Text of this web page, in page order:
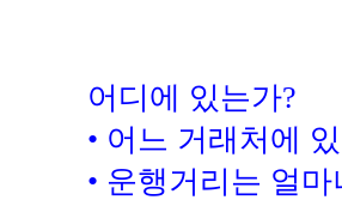
어디에 있는가?
• 어느 거래처에
• 운행거리는 얼마